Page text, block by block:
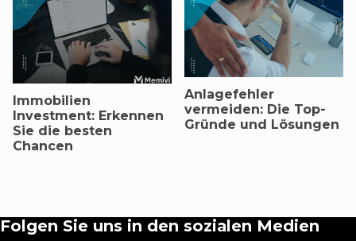
Immobilien
Investment: Erkennen
Sie die besten
Chancen
Anlagefehler
vermeiden: Die Top-
Gründe und Lösungen
Folgen Sie uns in den sozialen Medien